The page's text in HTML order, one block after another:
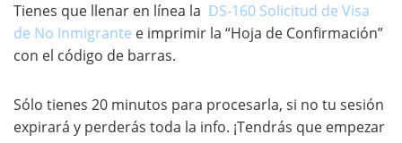
Tienes que llenar en línea la DS-160 Solicitud de Visa
de No Inmigrante e imprimir la “Hoja de Confirmación”
con el código de barras.
Sólo tienes 20 minutos para procesarla, si no tu sesión
expirará y perderás toda la info. ¡Tendrás que empezar